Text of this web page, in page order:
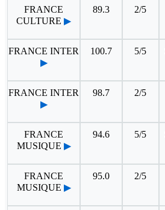
FRANCE
CULTURE ▶
89.3 2/5
FRANCE INTER
▶
100.7 5/5
FRANCE INTER
▶
98.7 2/5
FRANCE
MUSIQUE ▶
94.6 5/5
FRANCE
MUSIQUE ▶
95.0 2/5